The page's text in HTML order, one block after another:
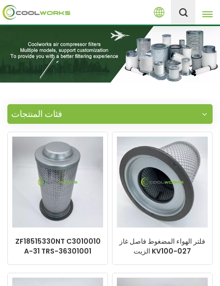
العربية
English
español
العربية
русский
Melayu
+8613525046291
فئات المنتجات
ZF18515330NT C3010010
A-31 TRS-36301001
هواء عنصر فاصل الزيت
فلتر الهواء المضغوط فاصل غاز
الزيت KV100-027
564 1630160717
2205406506